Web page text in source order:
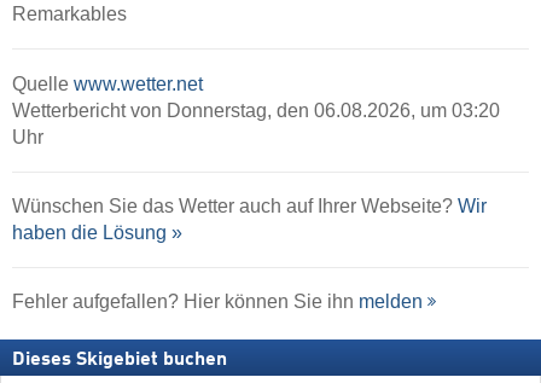
Remarkables
Quelle www.wetter.net
Wetterbericht von Donnerstag, den 06.08.2026, um 03:20
Uhr
Wünschen Sie das Wetter auch auf Ihrer Webseite? Wir
haben die Lösung »
Fehler aufgefallen? Hier können Sie ihn melden
Dieses Skigebiet buchen